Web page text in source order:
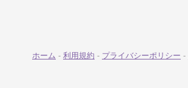
ホーム - 利用規約 - プライバシーポリシー -